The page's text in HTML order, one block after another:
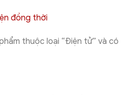
thuộc loại “Điện tử” và có